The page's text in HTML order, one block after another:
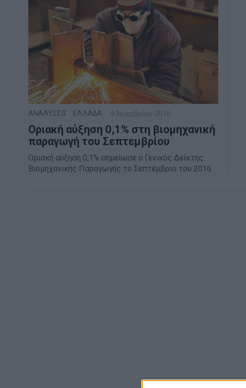
ΑΝΑΛΥΣΕΙΣ ΕΛΛΑΔΑ 9 Νοεμβρίου 2016
Oριακή αύξηση 0,1% στη βιομηχανική
παραγωγή του Σεπτεμβρίου
Οριακή αύξηση 0,1% σημείωσε ο Γενικός Δείκτης
Βιομηχανικής Παραγωγής το Σεπτέμβριο του 2016